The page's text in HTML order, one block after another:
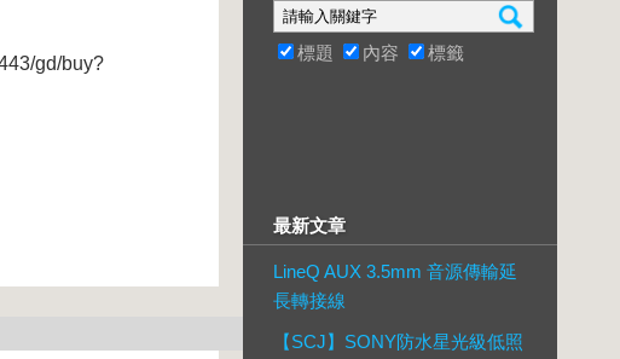
gd/buy?
標題 內容 標籤
最新文章
LineQ AUX 3.5mm 音源傳輸延
長轉接線
【SCJ】SONY防水星光級低照